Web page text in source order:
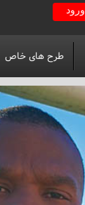
ورود
طرح های خاص